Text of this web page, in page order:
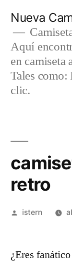
contenido
Nueva
Aquí
en camiseta
Tales
clic.
retro
Publicado
istern
¿Eres